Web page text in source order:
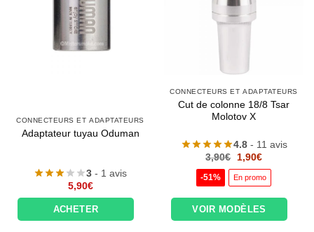
CONNECTEURS ET ADAPTATEURS
Adaptateur tuyau Oduman
3 - 1 avis
5,90€
ACHETER
CONNECTEURS ET ADAPTATEURS
Cut de colonne 18/8 Tsar
Molotov X
4.8- 11 avis
3,90€
Le
initial
était :
1,90€Le
actuel
est :
-51% En promo
VOIR MODÈLES